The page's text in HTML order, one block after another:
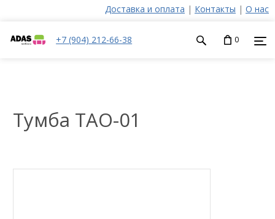
Доставка и оплата | Контакты | О нас
+7 (904) 212-66-38 0
Тумба ТАО-01